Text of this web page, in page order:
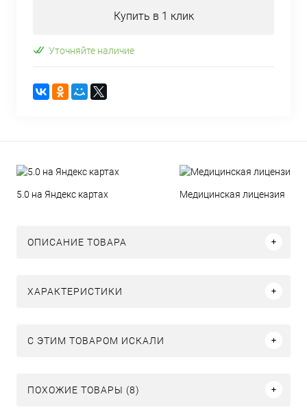
Купить в 1 клик
Уточняйте наличие
5.0 на Яндекс картах Медицинская лицензия
ОПИСАНИЕ ТОВАРА
ХАРАКТЕРИСТИКИ
C ЭТИМ ТОВАРОМ ИСКАЛИ
ПОХОЖИЕ ТОВАРЫ (8)